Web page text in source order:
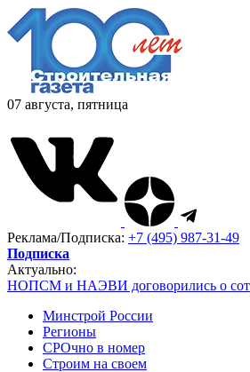
07 августа, пятница
Реклама/Подписка: +7 (495) 987-31-49
Подписка
Актуально:
НОПСМ и НАЭВИ договорились о
Минстрой России
Регионы
СРОчно в номер
Строим на своем